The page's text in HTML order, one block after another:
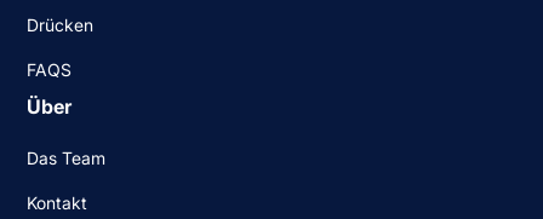
Drücken
FAQS
Über
Das Team
Kontakt